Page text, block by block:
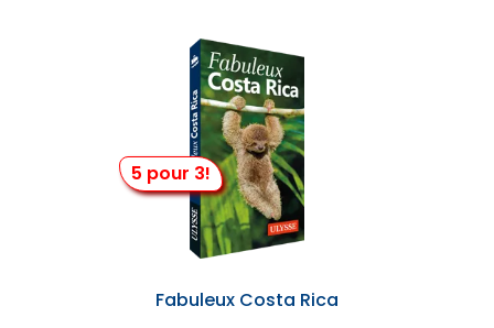
5 pour 3!
Fabuleux Costa Rica